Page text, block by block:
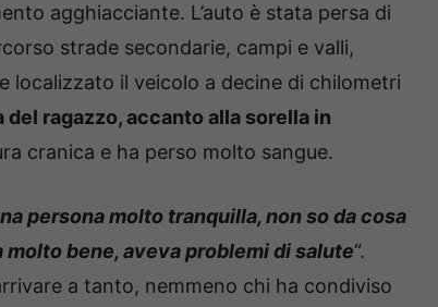
agghiacciante. L’auto è stata persa di
strade secondarie, campi e valli,
localizzato il veicolo a decine di chilometri
del ragazzo, accanto alla sorella in
cranica e ha perso molto sangue.
persona molto tranquilla, non so da cosa
bene, aveva problemi di salute“.
a tanto, nemmeno chi ha condiviso